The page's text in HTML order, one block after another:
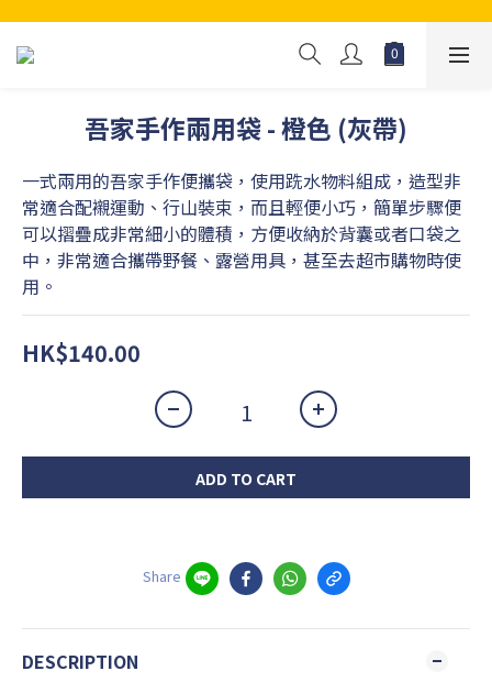
吾家手作兩用袋 - 橙色 (灰帶)
一式兩用的吾家手作便攜袋，使用跣水物料組成，造型非
常適合配襯運動、行山裝束，而且輕便小巧，簡單步驟便
可以摺疊成非常細小的體積，方便收納於背囊或者口袋之
中，非常適合攜帶野餐、露營用具，甚至去超市購物時使
用。
HK$140.00
ADD TO CART
Share
DESCRIPTION